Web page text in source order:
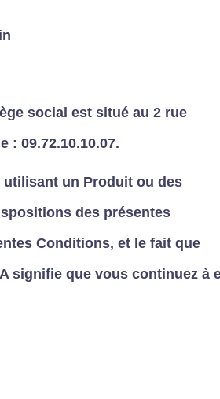
social est situé au 2 rue
: 09.72.10.10.07.
utilisant un Produit ou des
des présentes
Conditions, et le fait que
signifie que vous continuez à